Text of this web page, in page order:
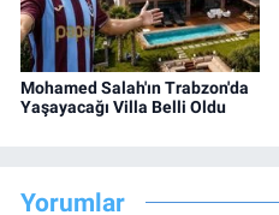
Mohamed Salah'ın Trabzon'da
Yaşayacağı Villa Belli Oldu
Yorumlar